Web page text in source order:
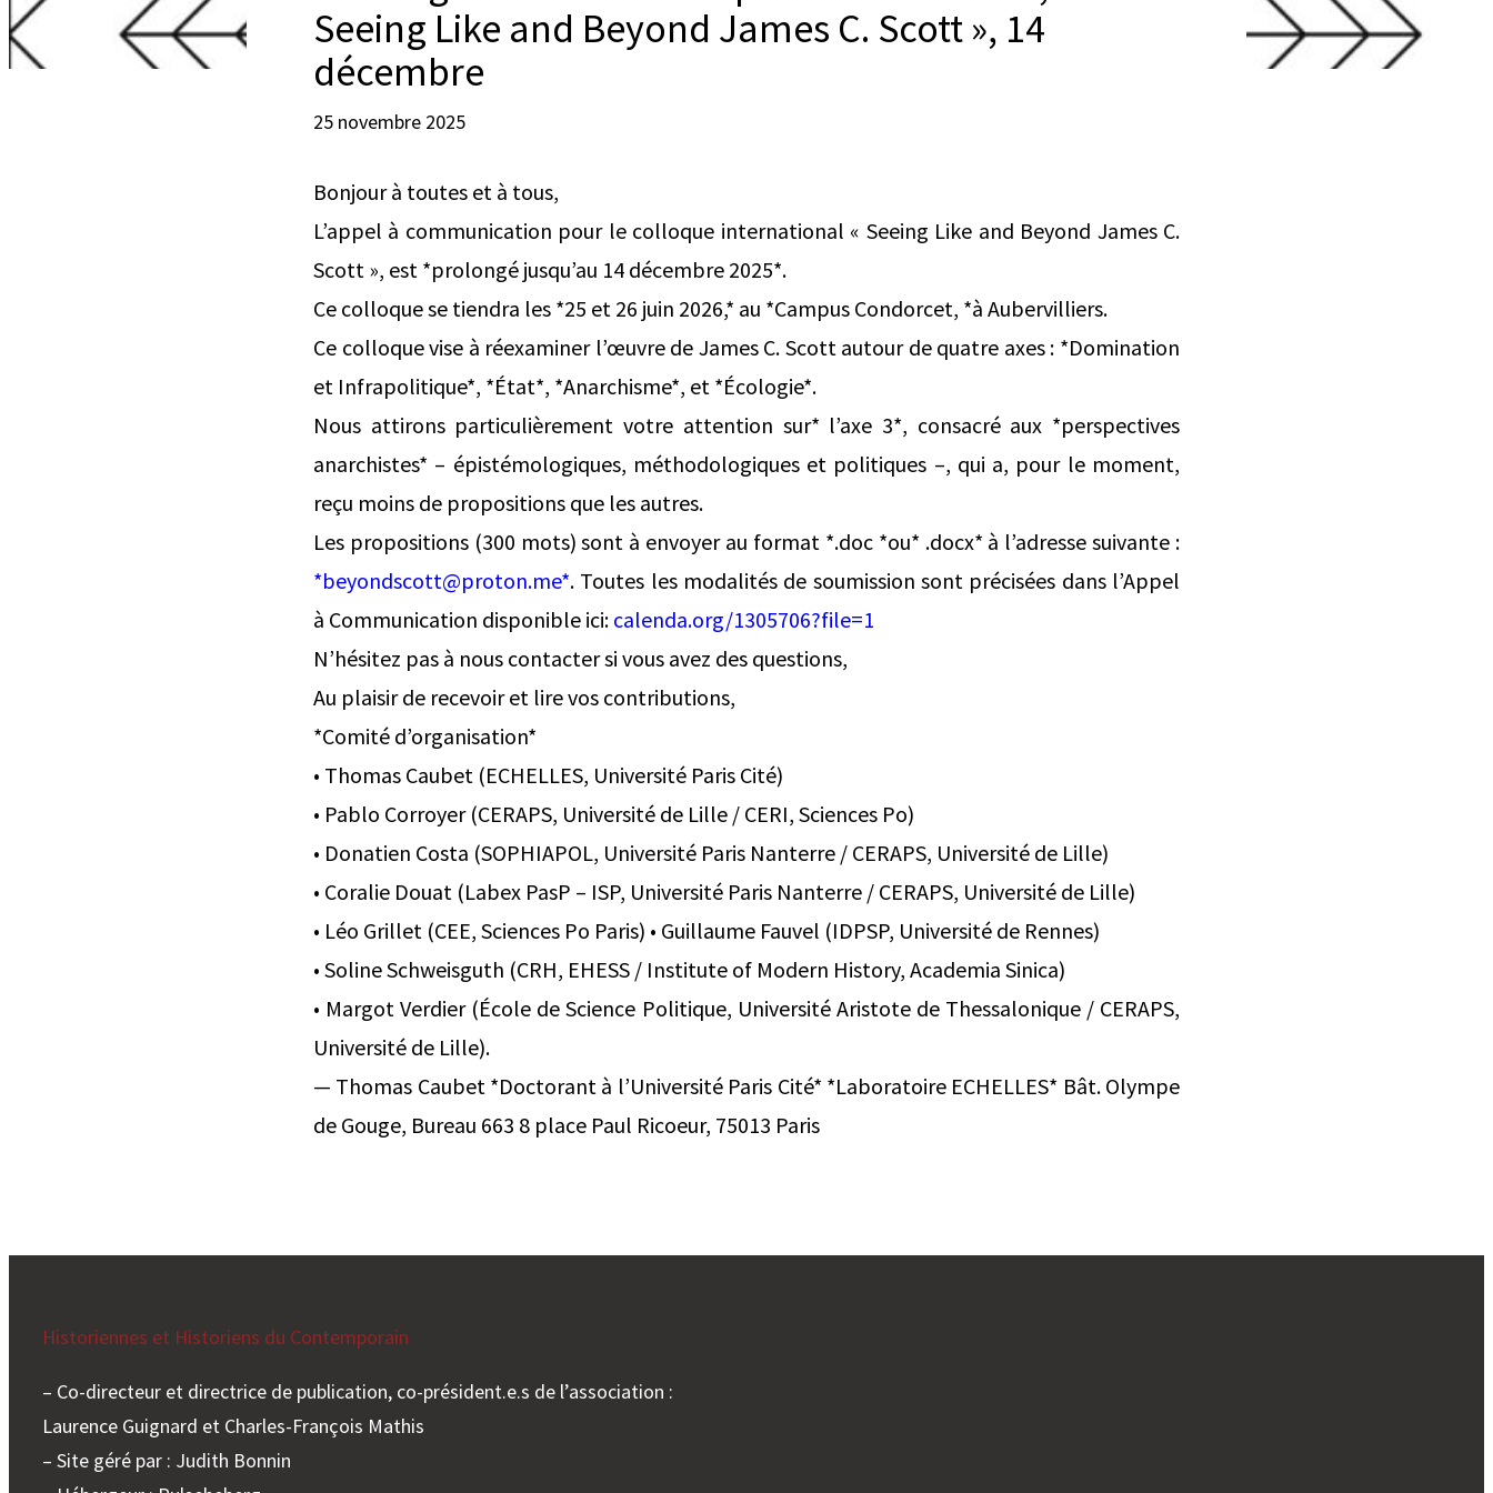
Seeing Like and Beyond James C. Scott », 14
décembre
25 novembre 2025
Bonjour à toutes et à tous,
L’appel à communication pour le colloque international « Seeing Like and Beyond James C.
Scott », est *prolongé jusqu’au 14 décembre 2025*.
Ce colloque se tiendra les *25 et 26 juin 2026,* au *Campus Condorcet, *à Aubervilliers.
Ce colloque vise à réexaminer l’œuvre de James C. Scott autour de quatre axes : *Domination
et Infrapolitique*, *État*, *Anarchisme*, et *Écologie*.
Nous attirons particulièrement votre attention sur* l’axe 3*, consacré aux *perspectives
anarchistes* – épistémologiques, méthodologiques et politiques –, qui a, pour le moment,
reçu moins de propositions que les autres.
Les propositions (300 mots) sont à envoyer au format *.doc *ou* .docx* à l’adresse suivante :
*beyondscott@proton.me*. Toutes les modalités de soumission sont précisées dans l’Appel
à Communication disponible ici: calenda.org/1305706?file=1
N’hésitez pas à nous contacter si vous avez des questions,
Au plaisir de recevoir et lire vos contributions,
*Comité d’organisation*
• Thomas Caubet (ECHELLES, Université Paris Cité)
• Pablo Corroyer (CERAPS, Université de Lille / CERI, Sciences Po)
• Donatien Costa (SOPHIAPOL, Université Paris Nanterre / CERAPS, Université de Lille)
• Coralie Douat (Labex PasP – ISP, Université Paris Nanterre / CERAPS, Université de Lille)
• Léo Grillet (CEE, Sciences Po Paris) • Guillaume Fauvel (IDPSP, Université de Rennes)
• Soline Schweisguth (CRH, EHESS / Institute of Modern History, Academia Sinica)
• Margot Verdier (École de Science Politique, Université Aristote de Thessalonique / CERAPS,
Université de Lille).
— Thomas Caubet *Doctorant à l’Université Paris Cité* *Laboratoire ECHELLES* Bât. Olympe
de Gouge, Bureau 663 8 place Paul Ricoeur, 75013 Paris
Historiennes et Historiens du Contemporain
– Co-directeur et directrice de publication, co-président.e.s de l’association :
Laurence Guignard et Charles-François Mathis
– Site géré par : Judith Bonnin